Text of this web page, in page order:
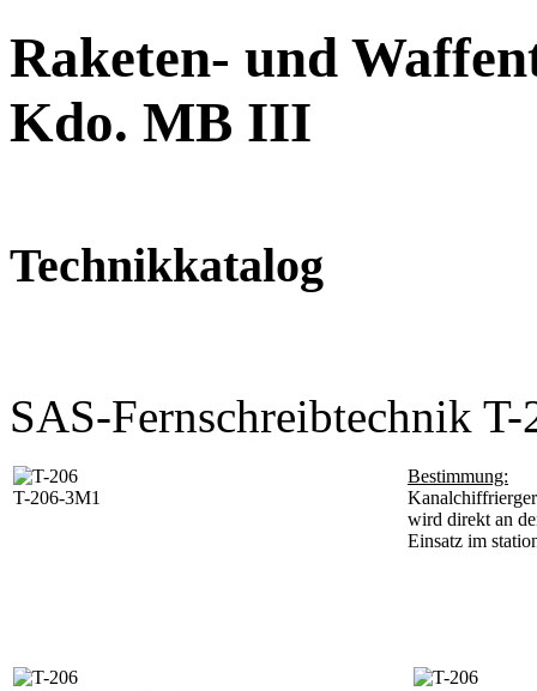
Raketen- und
Kdo. MB III
Technikkatalog
SAS-Fernschreibtechnik
T-206-3M1
Bestimmung:
wird direkt an
Einsatz im